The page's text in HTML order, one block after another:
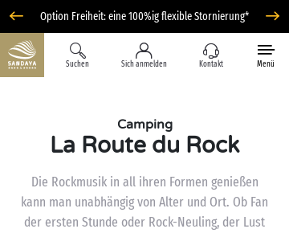
Option Freiheit: eine 100%ig flexible Stornierung*
Suchen Sich anmelden Kontakt Menü
Camping
La Route du Rock
Die Rockmusik in all ihren Formen genießen
kann man unabhängig von Alter und Ort. Ob Fan
der ersten Stunde oder Rock-Neuling, der Lust